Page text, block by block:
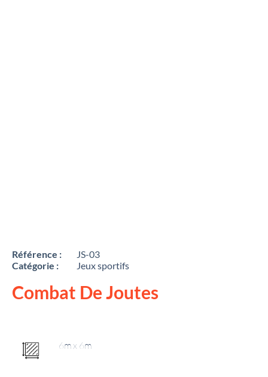
Référence :
JS-03
Catégorie :
Jeux sportifs
Combat De Joutes
6m x 6m